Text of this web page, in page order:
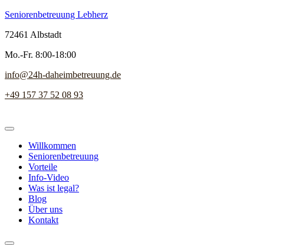
Seniorenbetreuung Lebherz
72461 Albstadt
Mo.-Fr. 8:00-18:00
info@24h-daheimbetreuung.de
+49 157 37 52 08 93
Willkommen
Seniorenbetreuung
Vorteile
Info-Video
Was ist legal?
Blog
Über uns
Kontakt